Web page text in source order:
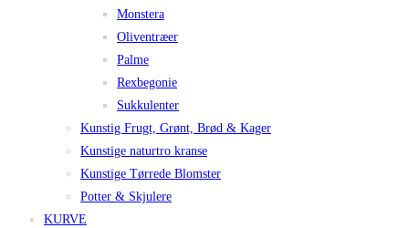
Monstera
Oliventræer
Palme
Rexbegonie
Sukkulenter
Kunstig Frugt, Grønt, Brød & Kager
Kunstige naturtro kranse
Kunstige Tørrede Blomster
Potter & Skjulere
KURVE